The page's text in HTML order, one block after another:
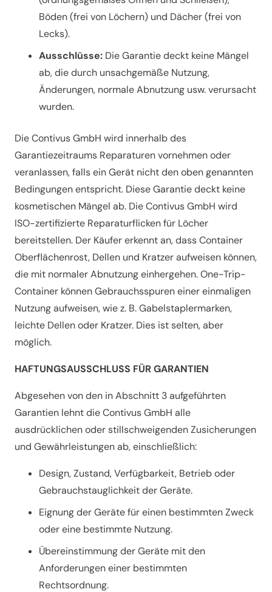
Böden (frei von Löchern) und Dächer (frei von
Lecks).
Ausschlüsse: Die Garantie deckt keine Mängel
ab, die durch unsachgemäße Nutzung,
Änderungen, normale Abnutzung usw. verursacht
wurden.
Die Contivus GmbH wird innerhalb des
Garantiezeitraums Reparaturen vornehmen oder
veranlassen, falls ein Gerät nicht den oben genannten
Bedingungen entspricht. Diese Garantie deckt keine
kosmetischen Mängel ab. Die Contivus GmbH wird
ISO-zertifizierte Reparaturflicken für Löcher
bereitstellen. Der Käufer erkennt an, dass Container
Oberflächenrost, Dellen und Kratzer aufweisen können,
die mit normaler Abnutzung einhergehen. One-Trip-
Container können Gebrauchsspuren einer einmaligen
Nutzung aufweisen, wie z. B. Gabelstaplermarken,
leichte Dellen oder Kratzer. Dies ist selten, aber
möglich.
HAFTUNGSAUSSCHLUSS FÜR GARANTIEN
Abgesehen von den in Abschnitt 3 aufgeführten
Garantien lehnt die Contivus GmbH alle
ausdrücklichen oder stillschweigenden Zusicherungen
und Gewährleistungen ab, einschließlich:
Design, Zustand, Verfügbarkeit, Betrieb oder
Gebrauchstauglichkeit der Geräte.
Eignung der Geräte für einen bestimmten Zweck
oder eine bestimmte Nutzung.
Übereinstimmung der Geräte mit den
Anforderungen einer bestimmten
Rechtsordnung.